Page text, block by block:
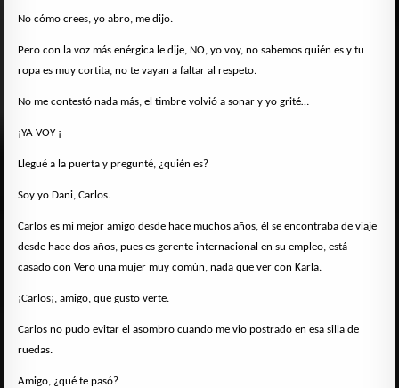
No cómo crees, yo abro, me dijo.
Pero con la voz más enérgica le dije, NO, yo voy, no sabemos quién es y tu
ropa es muy cortita, no te vayan a faltar al respeto.
No me contestó nada más, el timbre volvió a sonar y yo grité…
¡YA VOY ¡
Llegué a la puerta y pregunté, ¿quién es?
Soy yo Dani, Carlos.
Carlos es mi mejor amigo desde hace muchos años, él se encontraba de viaje
desde hace dos años, pues es gerente internacional en su empleo, está
casado con Vero una mujer muy común, nada que ver con Karla.
¡Carlos¡, amigo, que gusto verte.
Carlos no pudo evitar el asombro cuando me vio postrado en esa silla de
ruedas.
Amigo, ¿qué te pasó?